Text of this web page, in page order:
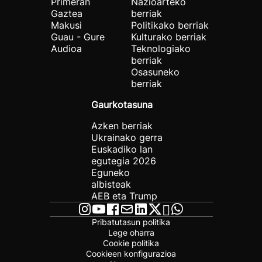
Gaztea
Makusi
Guau - Gure
Audioa
berriak
Politikako berriak
Kulturako berriak
Teknologiako
berriak
Osasuneko
berriak
Gaurkotasuna
Azken berriak
Ukrainako gerra
Euskadiko lan
egutegia 2026
Eguneko
albisteak
AEB eta Trump
Pribatutasun politika
Lege oharra
Cookie politika
Cookieen konfigurazioa